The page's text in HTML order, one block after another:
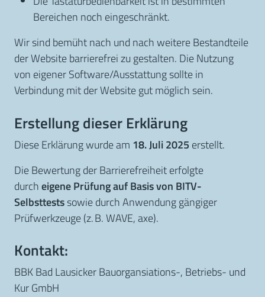
Bereichen noch eingeschränkt.
Wir sind bemüht nach und nach weitere Bestandteile
der Website barrierefrei zu gestalten. Die Nutzung
von eigener Software/Ausstattung sollte in
Verbindung mit der Website gut möglich sein.
Erstellung dieser Erklärung
Diese Erklärung wurde am 18. Juli 2025 erstellt.
Die Bewertung der Barrierefreiheit erfolgte
durcheigene Prüfung auf Basis von BITV-
Selbsttestssowie durch Anwendung gängiger
Prüfwerkzeuge (z. B. WAVE, axe).
Kontakt:
BBK Bad Lausicker Bauorgansiations-, Betriebs- und
Kur GmbH